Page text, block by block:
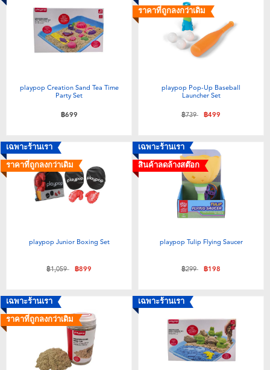
playpop Creation Sand Tea Time
Party Set
฿699
ราคาที่ถูกลงกว่าเดิม
playpop Pop-Up Baseball
Launcher Set
ลดราคาจาก
฿739ถึง฿499
เฉพาะร้านเรา
ราคาที่ถูกลงกว่าเดิม
playpop Junior Boxing Set
ลดราคาจาก
฿1,059ถึง฿899
เฉพาะร้านเรา
สินค้าลดล้างสต๊อก
playpop Tulip Flying Saucer
ลดราคาจาก
฿299ถึง฿198
เฉพาะร้านเรา
ราคาที่ถูกลงกว่าเดิม
เฉพาะร้านเรา